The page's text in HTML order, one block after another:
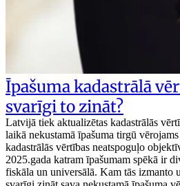
Īpašuma kadastrālā
svarīgi to zināt?
Latvijā tiek aktualizētas kadastrālās
laikā nekustamā īpašuma tirgū
kadastrālās vērtības neatspoguļo
2025.gada katram īpašumam spēkā ir
fiskāla un universālā. Kam tās izmanto